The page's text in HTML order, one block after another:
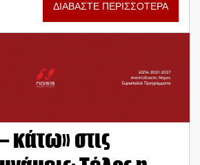
ΔΙΑΒΑΣΤΕ ΠΕΡΙΣΣΟΤΕΡΑ
κάτω» στις